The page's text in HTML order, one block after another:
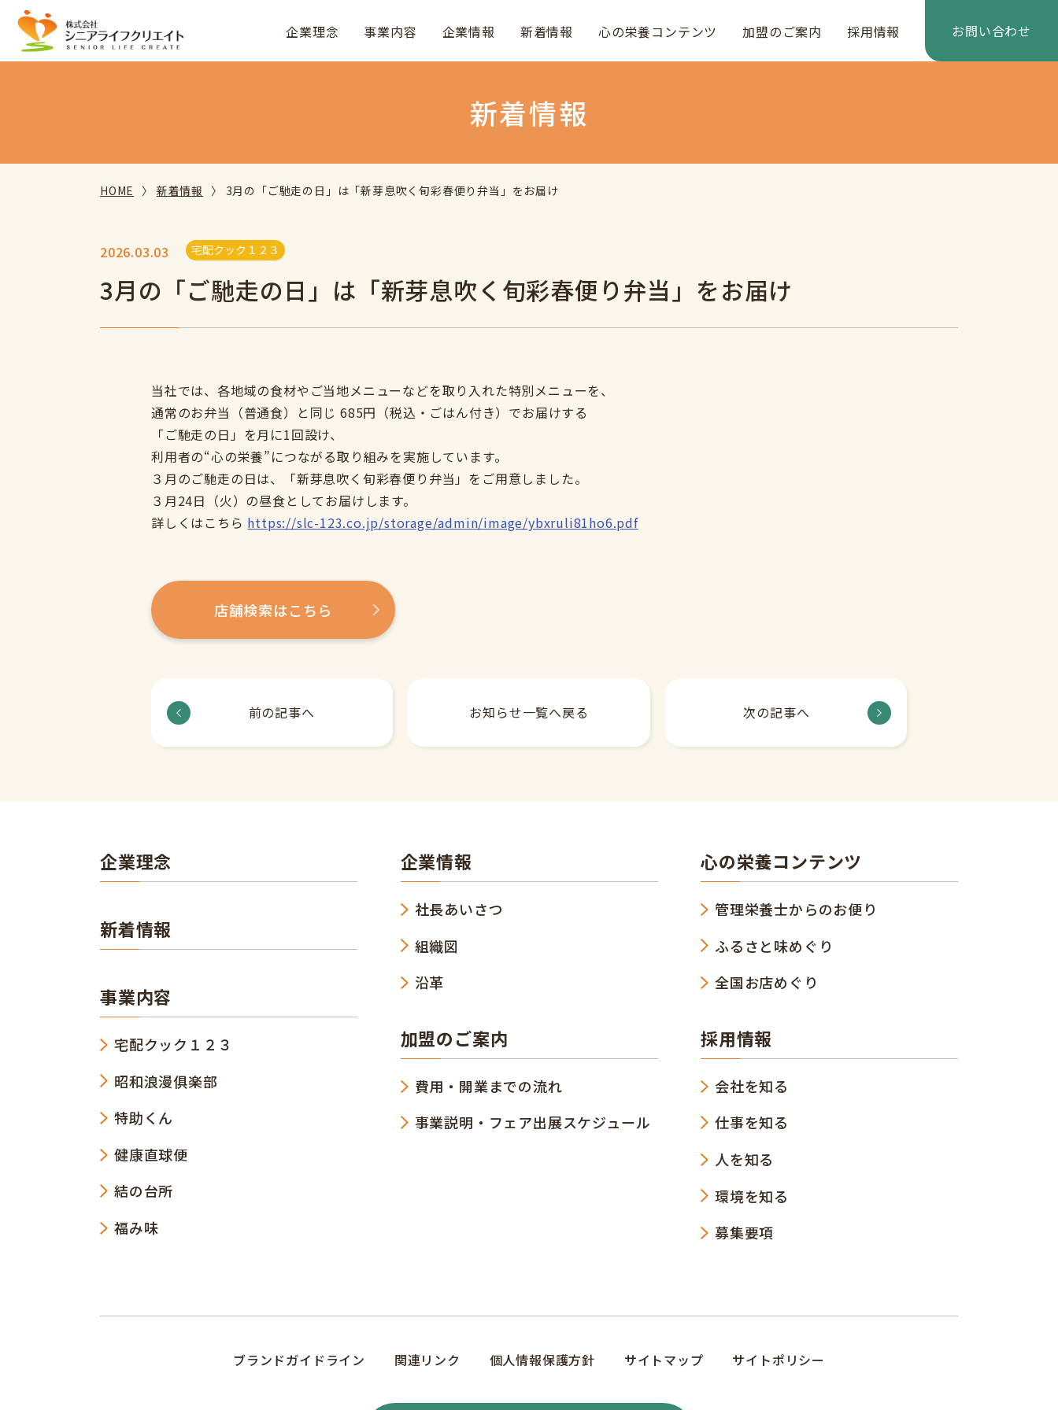
企業理念 事業内容 企業情報 新着情報 心の栄養コンテンツ 加盟のご案内 採用情報 お問い合わせ
新着情報
HOME 新着情報 3月の「ご馳走の日」は「新芽息吹く旬彩春便り弁当」をお届け
2026.03.03 宅配クック１２３
3月の「ご馳走の日」は「新芽息吹く旬彩春便り弁当」をお届け
当社では、各地域の食材やご当地メニューなどを取り入れた特別メニューを、
通常のお弁当（普通食）と同じ 685円（税込・ごはん付き）でお届けする
「ご馳走の日」を月に1回設け、
利用者の“心の栄養”につながる取り組みを実施しています。
３月のご馳走の日は、「新芽息吹く旬彩春便り弁当」をご用意しました。
３月24日（火）の昼食としてお届けします。
詳しくはこちら https://slc-123.co.jp/storage/admin/image/ybxruli81ho6.pdf
店舗検索はこちら
前の記事へ 次の記事へ
お知らせ一覧へ戻る
企業理念
新着情報
事業内容
宅配クック１２３
昭和浪漫俱楽部
特助くん
健康直球便
結の台所
福み味
企業情報
社長あいさつ
組織図
沿革
加盟のご案内
費用・開業までの流れ
事業説明・フェア出展スケジュール
心の栄養コンテンツ
管理栄養士からのお便り
ふるさと味めぐり
全国お店めぐり
採用情報
会社を知る
仕事を知る
人を知る
環境を知る
募集要項
ブランドガイドライン 関連リンク 個人情報保護方針 サイトマップ サイトポリシー